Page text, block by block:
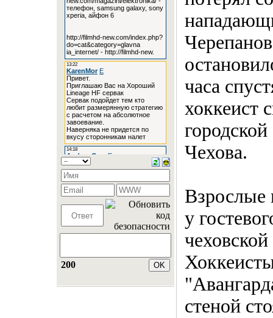
200
часа
хоккеист
Чехова.
Взрослые
у
стеной